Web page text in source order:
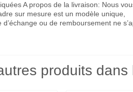
A propos de la livraison: Nous
sur mesure est un modèle unique,
ou de remboursement ne
produits